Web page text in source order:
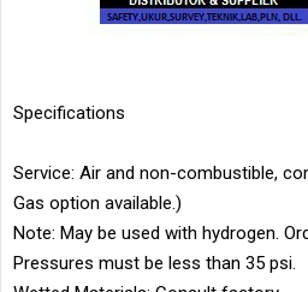
Specifications
Service: Air and non-combustible,
Gas option available.)
Note: May be used with hydrogen.
Pressures must be less than 35 psi.